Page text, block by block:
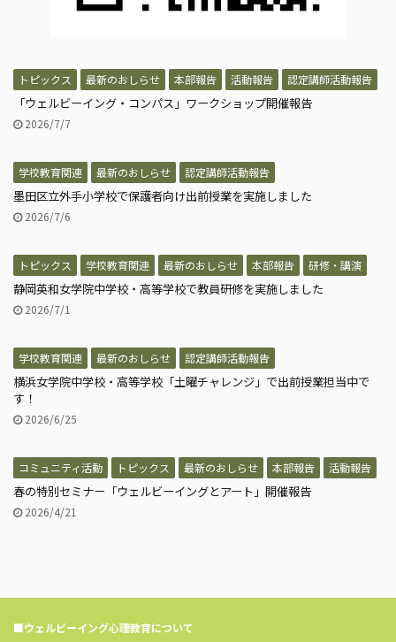
トピックス 最新のおしらせ 本部報告 活動報告 認定講師活動報告
「ウェルビーイング・コンパス」ワークショップ開催報告
2026/7/7
学校教育関連 最新のおしらせ 認定講師活動報告
墨田区立外手小学校で保護者向け出前授業を実施しました
2026/7/6
トピックス 学校教育関連 最新のおしらせ 本部報告 研修・講演
静岡英和女学院中学校・高等学校で教員研修を実施しました
2026/7/1
学校教育関連 最新のおしらせ 認定講師活動報告
横浜女学院中学校・高等学校「土曜チャレンジ」で出前授業担当中で
す！
2026/6/25
コミュニティ活動 トピックス 最新のおしらせ 本部報告 活動報告
春の特別セミナー「ウェルビーイングとアート」開催報告
2026/4/21
■ウェルビーイング心理教育について